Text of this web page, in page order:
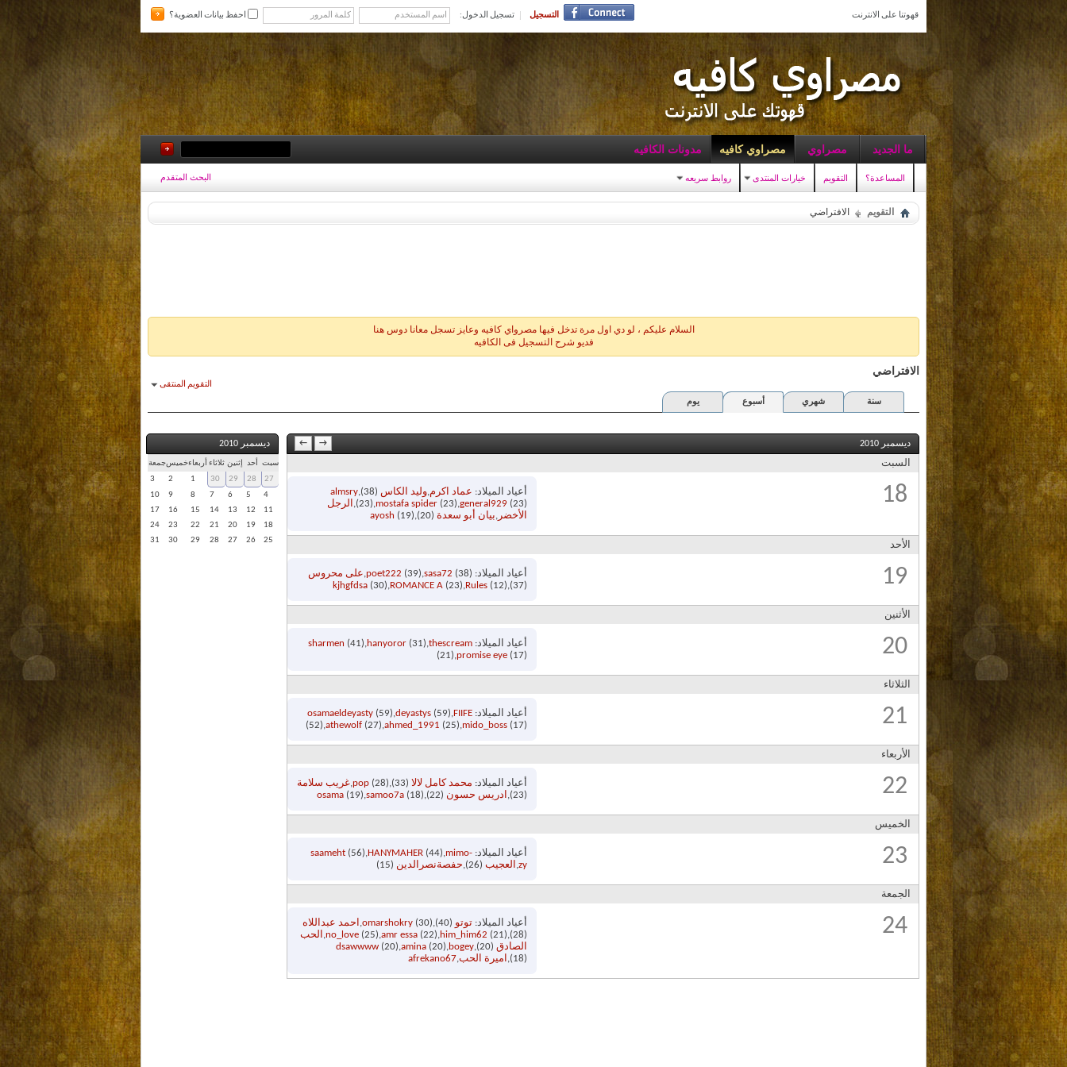
قهوتنا على الانترنت التسجيل تسجيل الدخول: احفظ بيانات العضوية؟
ما الجديد مصراوي مصراوي كافيه
المساعدة؟ التقويم خيارات المنتدى روابط سريعه
مدونات الكافيه
البحث المتقدم
التقويم الافتراضي
السلام عليكم ، لو دي اول مرة تدخل فيها مصرواي كافيه وعايز تسجل معانا دوس هنا
فديو شرح التسجيل فى الكافيه
الافتراضي
التقويم المنتقى
سنة
شهري أسبوع يوم
→
← ديسمبر 2010
السبت
18 أعياد الميلاد عماد اكرم وليد الكاس (38)
almsry
(23) mostafa spider(23) general929(23)
الرجل
الأخضر بيان أبو سعدة (20)
ayosh (19)
الأحد
19 أعياد الميلاد poet222 (39) sasa72 (38)
على محروس
(37)
kjhgfdsa(30) ROMANCE A(23) Rules(12)
الأثنين
20 أعياد الميلاد sharmen (41) hanyoror(31) thescream
(21) promise eye(17)
الثلاثاء
21 أعياد الميلاد osamaeldeyasty(59) deyastys(59) FIIFE
(52) athewolf(27) ahmed_1991 (25) mido_boss(17)
الأربعاء
22 أعياد الميلاد محمد كامل لالا (33)
pop(28)
غريب سلامة
(23)
ادريس حسون (22)
osama(19) samoo7a(18)
الخميس
23 أعياد الميلاد saameht(56) HANYMAHER(44) mimo-
zy العجيب (26) حفصةنصرالدين (15)
الجمعة
24 أعياد الميلاد توتو (40)
omarshokry(30)
احمد عبداللاه
(28)
no_love(25) amr essa(22) him_him62 (21)
الحب
الصادق (20)
dsawwww(20) amina(20) bogey
(18) اميرة الحب afrekano67
ديسمبر 2010
سبت أحد إثنين ثلاثاء أربعاءخميسجمعة
27
28
29
30
1
2
3
4
5
6
7
8
9
10
11
12
13
14
15
16
17
18
19
20
21
22
23
24
25
26
27
28
29
30
31